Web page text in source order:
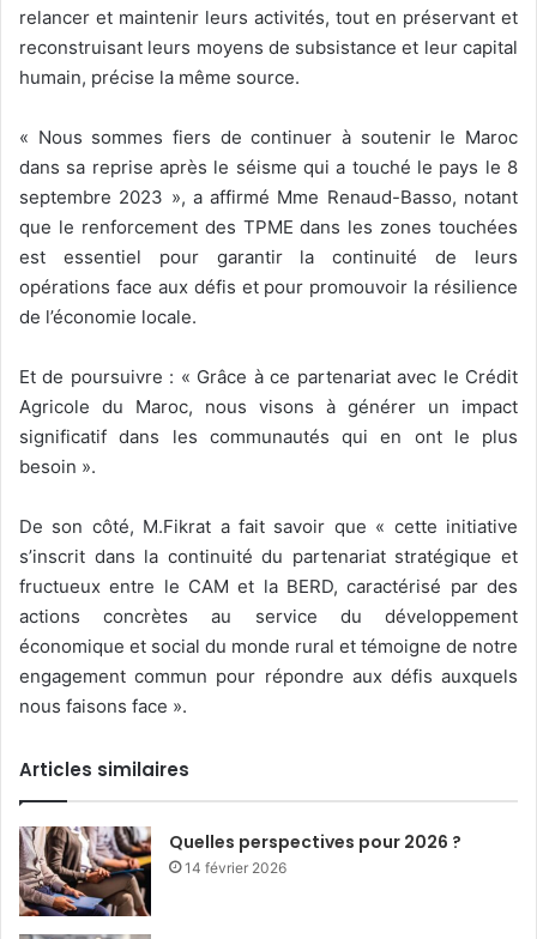
relancer et maintenir leurs activités, tout en préservant et
reconstruisant leurs moyens de subsistance et leur capital
humain, précise la même source.
« Nous sommes fiers de continuer à soutenir le Maroc
dans sa reprise après le séisme qui a touché le pays le 8
septembre 2023 », a affirmé Mme Renaud-Basso, notant
que le renforcement des TPME dans les zones touchées
est essentiel pour garantir la continuité de leurs
opérations face aux défis et pour promouvoir la résilience
de l’économie locale.
Et de poursuivre : « Grâce à ce partenariat avec le Crédit
Agricole du Maroc, nous visons à générer un impact
significatif dans les communautés qui en ont le plus
besoin ».
De son côté, M.Fikrat a fait savoir que « cette initiative
s’inscrit dans la continuité du partenariat stratégique et
fructueux entre le CAM et la BERD, caractérisé par des
actions concrètes au service du développement
économique et social du monde rural et témoigne de notre
engagement commun pour répondre aux défis auxquels
nous faisons face ».
Articles similaires
Quelles perspectives pour 2026 ?
14 février 2026